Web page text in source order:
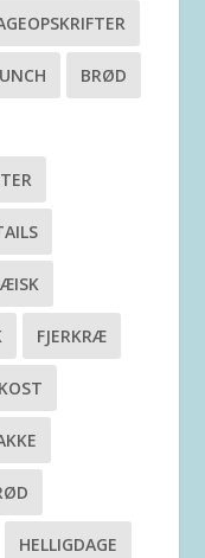
BRØD
FJERKRÆ
HELLIGDAGE